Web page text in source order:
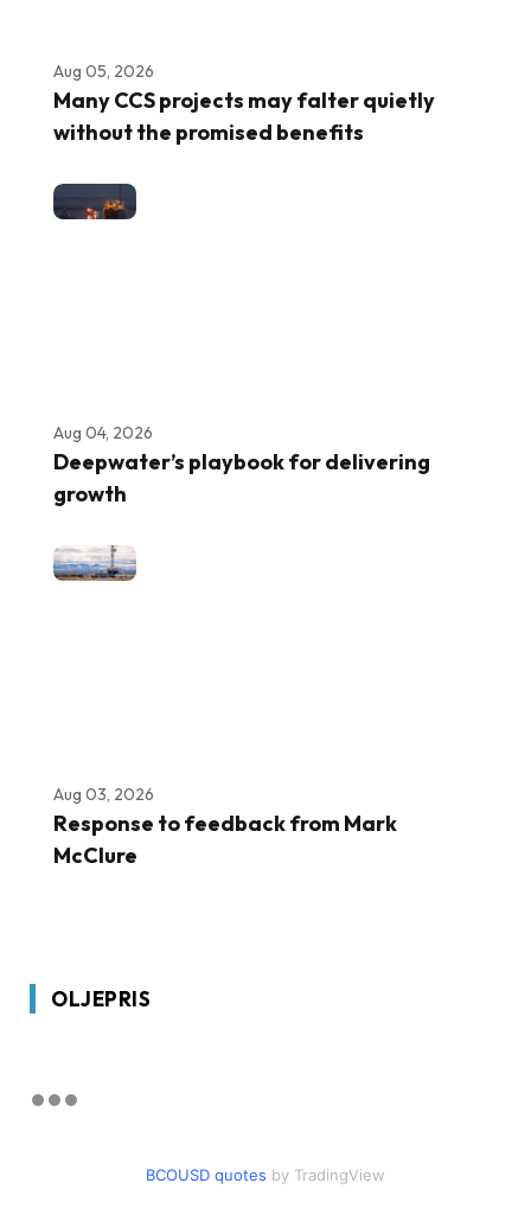
Aug 05, 2026
Many CCS projects may falter quietly
without the promised benefits
Aug 04, 2026
Deepwater’s playbook for delivering
growth
Aug 03, 2026
Response to feedback from Mark
McClure
OLJEPRIS
BCOUSD quotes by TradingView